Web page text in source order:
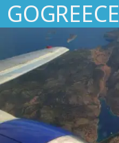
GOGREECE
GÅ
TIL
INDHOLD